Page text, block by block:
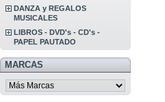
DANZA y REGALOS
MUSICALES
LIBROS - DVD's - CD's -
PAPEL PAUTADO
MARCAS